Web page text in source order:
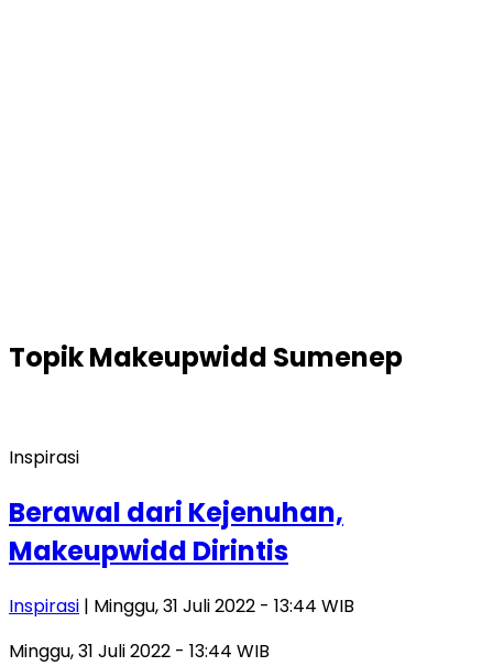
TopikMakeupwidd Sumenep
Inspirasi
Berawal dari Kejenuhan,
Makeupwidd Dirintis
Inspirasi | Minggu, 31 Juli 2022 - 13:44 WIB
Minggu, 31 Juli 2022 - 13:44 WIB